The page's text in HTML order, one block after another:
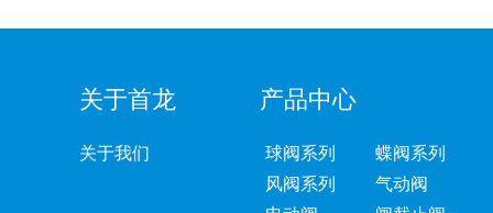
关于首龙 产品中心
关于我们 球阀系列
蝶阀系列
风阀系列
气动阀